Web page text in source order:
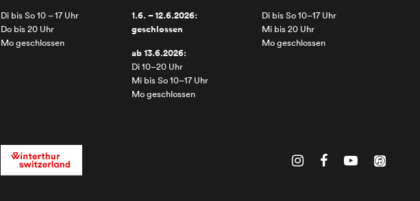
Di bis So 10 – 17 Uhr
Do bis 20 Uhr
Mo geschlossen
1.6. – 12.6.2026:
geschlossen
ab 13.6.2026:
Di 10–20 Uhr
Mi bis So 10–17 Uhr
Mo geschlossen
Di bis So 10–17 Uhr
Mi bis 20 Uhr
Mo geschlossen